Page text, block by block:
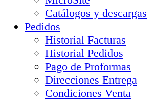
Catálogos y descargas
Pedidos
Historial Facturas
Historial Pedidos
Pago de Proformas
Direcciones Entrega
Condiciones Venta